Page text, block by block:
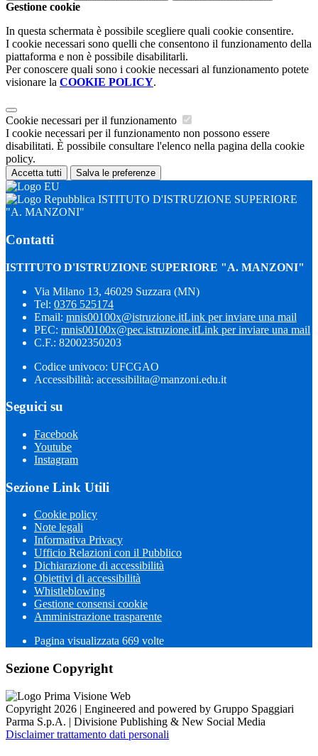
Gestione cookie
In questa schermata è possibile scegliere quali cookie consentire.
I cookie necessari sono quelli che consentono il funzionamento della
piattaforma e non è possibile disabilitarli.
Per conoscere quali sono i cookie necessari al funzionamento potete
visionare la COOKIE POLICY.
Cookie necessari per il funzionamento
I cookie necessari per il funzionamento non possono essere
disabilitati. È possibile consultare l'elenco nella pagina della cookie
policy.
Accetta tutti Salva le preferenze
ISTITUTO D'ISTRUZIONE SUPERIORE
"A. MANZONI"
Contatti
ISTITUTO D'ISTRUZIONE SUPERIORE "A. MANZONI"
Via Milano 13, 46029 Suzzara (MN)
Tel: 0376 525174
Email: mnis00100x@istruzione.itLink per inviare una mail
PEC: mnis00100x@pec.istruzione.itLink per inviare una mail
C.F.: 82002350203
Codice univoco: UFCGAO
Accessibilità: accessibilita@manzoni.edu.it
Seguici su
Facebook
Youtube
Instagram
Sezione Link Utili
Cookie policy
Note legali
Informativa Privacy
Ufficio Relazioni con il Pubblico
Dichiarazione di accessibilità
Obiettivi di accessibilità
Whistleblowing
Gestione consensi cookie
Amministrazione trasparente
Pagina visualizzata 669 volte
Sezione Copyright
Copyright 2026 | Engineered and powered by Gruppo Spaggiari
Parma S.p.A. | Divisione Publishing & New Social Media
Disclaimer trattamento dati personali